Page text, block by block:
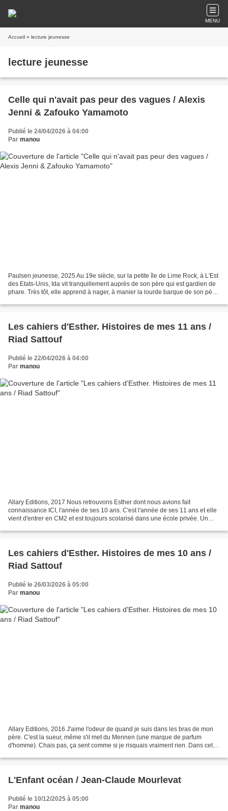
MENU
Accueil » lecture jeunesse
lecture jeunesse
Celle qui n'avait pas peur des vagues / Alexis
Jenni & Zafouko Yamamoto
Publié le 24/04/2026 à 04:00
Par manou
Paulsen jeunesse, 2025 Au 19e siècle, sur la petite île de Lime Rock, à L'Est
des Etats-Unis, Ida vit tranquillement auprès de son père qui est gardien de
phare. Très tôt, elle apprend à nager, à manier la lourde barque de son père
Les cahiers d'Esther. Histoires de mes 11 ans /
Riad Sattouf
Publié le 22/04/2026 à 04:00
Par manou
Allary Editions, 2017 Nous retrouvons Esther dont nous avions fait
connaissance ICI, l'année de ses 10 ans. C'est l'année de ses 11 ans et elle
vient d'entrer en CM2 et est toujours scolarisé dans une école privée. Un
Les cahiers d'Esther. Histoires de mes 10 ans /
Riad Sattouf
Publié le 26/03/2026 à 05:00
Par manou
Allary Editions, 2016 J'aime l'odeur de quand je suis dans les bras de mon
père. C'est la sueur, même s'il met du Mennen (une marque de parfum
d'homme). Chais pas, ça sent comme si je risquais vraiment rien. Dans cet
L'Enfant océan / Jean-Claude Mourlevat
Publié le 10/12/2025 à 05:00
Par manou